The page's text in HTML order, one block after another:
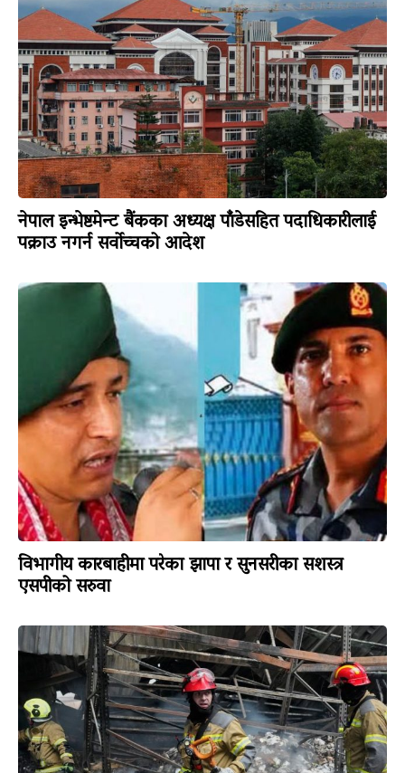
नेपाल इन्भेष्टमेन्ट बैंकका अध्यक्ष पाँडेसहित पदाधिकारीलाई
पक्राउ नगर्न सर्वोच्चको आदेश
विभागीय कारबाहीमा परेका झापा र सुनसरीका सशस्त्र
एसपीको सरुवा